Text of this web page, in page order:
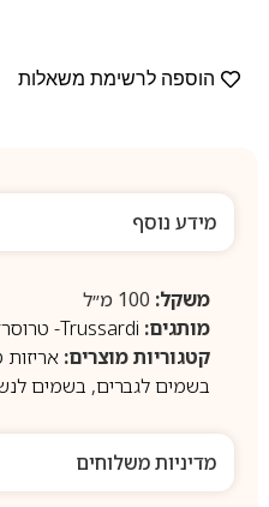
הוספה לרשימת משאלות
מידע נוסף
משקל:100 מ״ל
מותגים: Trussardi- טרוסרדי
קטגוריות מוצרים:
בשמים לגברים, בשמים
מדיניות משלוחים